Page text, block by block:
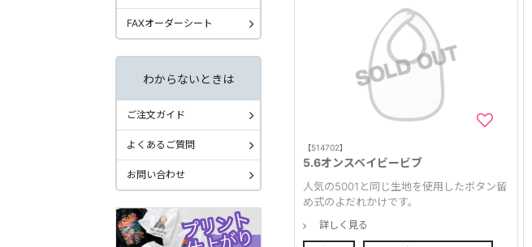
【514702】
5.6オンスベイビービブ
人気の5001と同じ生地を使用したボタン留
め式のよだれかけです。
詳しく見る
FAXオーダーシート
わからないときは
ご注文ガイド
よくあるご質問
お問い合わせ